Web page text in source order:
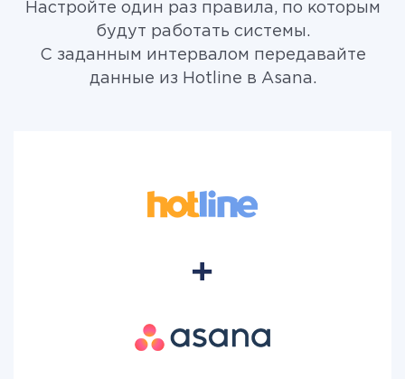
Настройте один раз правила, по которым
будут работать системы.
С заданным интервалом передавайте
данные из Hotline в Asana.